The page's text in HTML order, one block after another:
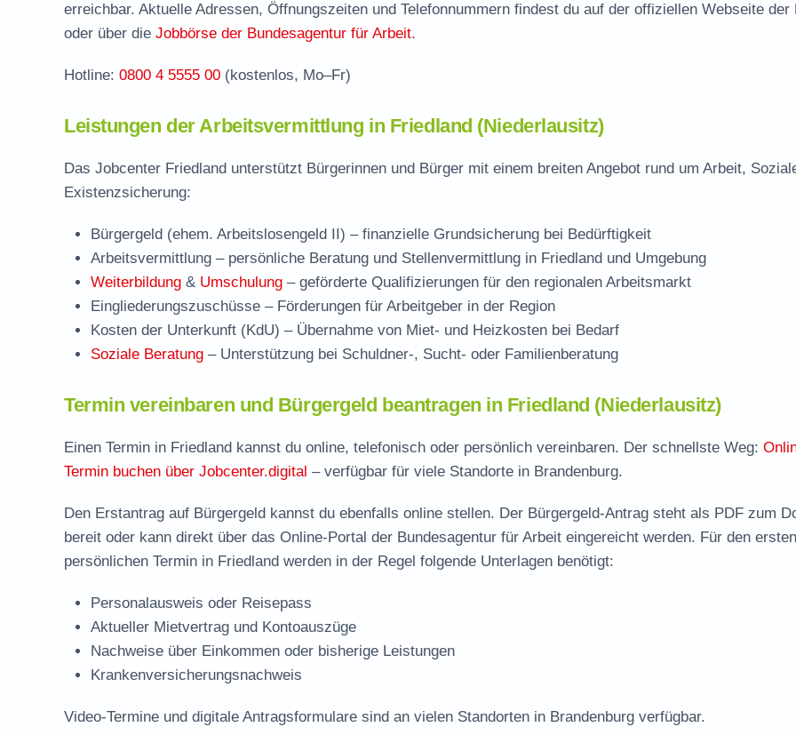
Jobcenter Oder-Spree – zuständige Stelle
Stellenangebote und Jobbörse in Friedland
Häufige Fragen rund ums Jobcenter
erreichbar. Aktuelle Adressen, Öffnungszeiten und Telefonnummern findest du auf der offiziellen Webseite der
oder über die Jobbörse der Bundesagentur für Arbeit.
Hotline: 0800 4 5555 00 (kostenlos, Mo–Fr)
Leistungen der Arbeitsvermittlung in Friedland (Niederlausitz)
Das Jobcenter Friedland unterstützt Bürgerinnen und Bürger mit einem breiten Angebot rund um Arbeit,
Existenzsicherung:
Bürgergeld (ehem. Arbeitslosengeld II) – finanzielle Grundsicherung bei Bedürftigkeit
Arbeitsvermittlung – persönliche Beratung und Stellenvermittlung in Friedland und Umgebung
Weiterbildung & Umschulung – geförderte Qualifizierungen für den regionalen Arbeitsmarkt
Eingliederungszuschüsse – Förderungen für Arbeitgeber in der Region
Kosten der Unterkunft (KdU) – Übernahme von Miet- und Heizkosten bei Bedarf
Soziale Beratung – Unterstützung bei Schuldner-, Sucht- oder Familienberatung
Termin vereinbaren und Bürgergeld beantragen in Friedland (Niederlausitz)
Einen Termin in Friedland kannst du online, telefonisch oder persönlich vereinbaren. Der schnellste Weg:
Termin buchen über Jobcenter.digital – verfügbar für viele Standorte in Brandenburg.
Den Erstantrag auf Bürgergeld kannst du ebenfalls online stellen. Der Bürgergeld-Antrag steht als PDF zum
bereit oder kann direkt über das Online-Portal der Bundesagentur für Arbeit eingereicht werden. Für den ersten
persönlichen Termin in Friedland werden in der Regel folgende Unterlagen benötigt:
Personalausweis oder Reisepass
Aktueller Mietvertrag und Kontoauszüge
Nachweise über Einkommen oder bisherige Leistungen
Krankenversicherungsnachweis
Video-Termine und digitale Antragsformulare sind an vielen Standorten in Brandenburg verfügbar.